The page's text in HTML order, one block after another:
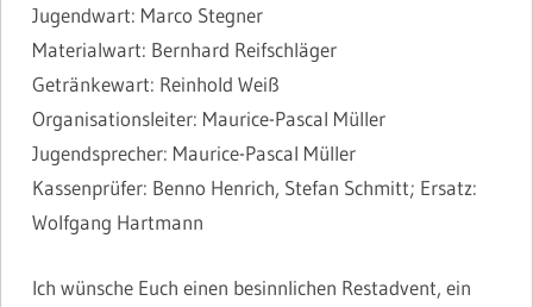
Jugendwart: Marco Stegner
Materialwart: Bernhard Reifschläger
Getränkewart: Reinhold Weiß
Organisationsleiter: Maurice-Pascal Müller
Jugendsprecher: Maurice-Pascal Müller
Kassenprüfer: Benno Henrich, Stefan Schmitt; Ersatz:
Wolfgang Hartmann
Ich wünsche Euch einen besinnlichen Restadvent, ein